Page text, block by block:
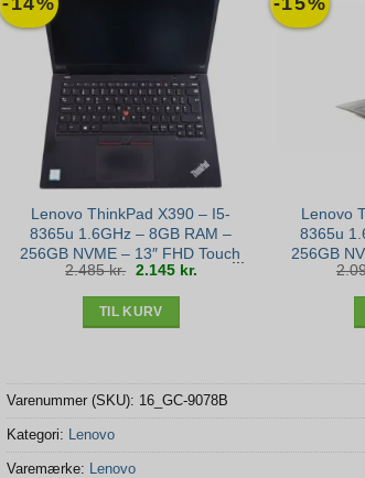
Lenovo ThinkPad X390 – I5-
8365u 1.6GHz – 8GB RAM –
256GB NVME – 13″ FHD Touch
– Win 11 – Sølv stand
2.485kr. Den
oprindelige
pris
2.145 kr.aktuelle
pris
TIL KURV
Lenovo
8365u
256GB
– Win
Varenummer (SKU): 16_GC-9078B
Kategori: Lenovo
Varemærke: Lenovo